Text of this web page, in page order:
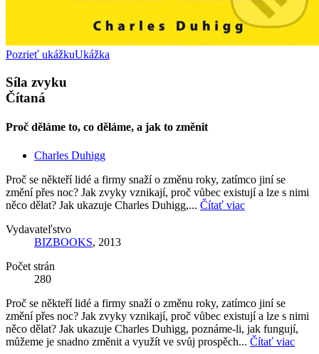
Pozrieť ukážkuUkážka
Síla zvyku
Čítaná
Proč děláme to, co děláme, a jak to změnit
Charles Duhigg
Proč se někteří lidé a firmy snaží o změnu roky, zatímco jiní se
změní přes noc? Jak zvyky vznikají, proč vůbec existují a lze s nimi
něco dělat? Jak ukazuje Charles Duhigg,... Čítať viac
Vydavateľstvo
BIZBOOKS, 2013
Počet strán
280
Proč se někteří lidé a firmy snaží o změnu roky, zatímco jiní se
změní přes noc? Jak zvyky vznikají, proč vůbec existují a lze s nimi
něco dělat? Jak ukazuje Charles Duhigg, poznáme-li, jak fungují,
můžeme je snadno změnit a využít ve svůj prospěch... Čítať viac